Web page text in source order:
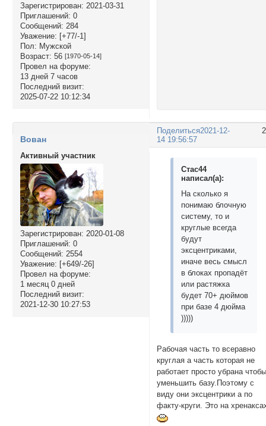
Зарегистрирован: 2021-03-31
Приглашений: 0
Сообщений: 284
Уважение: [+77/-1]
Пол: Мужской
Возраст: 56 [1970-05-14]
Провел на форуме:
13 дней 7 часов
Последний визит:
2025-07-22 10:12:34
Поделиться2021-12-
14 19:56:57
Вован
Активный участник
Зарегистрирован: 2020-01-08
Приглашений: 0
Сообщений: 2554
Уважение: [+649/-26]
Провел на форуме:
1 месяц 0 дней
Последний визит:
2021-12-30 10:27:53
Стас44
написал(а):
На сколько я
понимаю блочную
систему, то и
круглые всегда
будут
эксцентриками,
иначе весь смысл
в блоках пропадёт
или растяжка
будет 70+ дюймов
при базе 4 дюйма
)))))
Рабочая часть то всеравно
круглая а часть которая не
работает просто убрана
уменьшить базу.Поэтому с
виду они эксцентрики а по
факту-круги. Это на